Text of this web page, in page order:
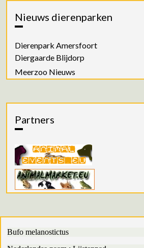
Nieuws dierenparken
Dierenpark Amersfoort
Diergaarde Blijdorp
Meerzoo Nieuws
Partners
Bufo melanostictus